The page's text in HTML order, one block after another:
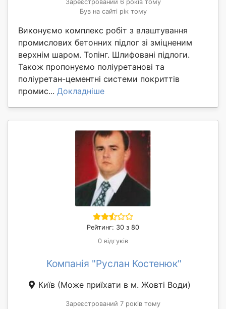
Зареєстрований 6 років тому
Був на сайті рік тому
Виконуємо комплекс робіт з влаштування
промислових бетонних підлог зі зміцненим
верхнім шаром. Топінг. Шлифовані підлоги.
Також пропонуємо поліуретанові та
поліуретан-цементні системи покриттів
промис... Докладніше
Рейтинг: 30 з 80
0 відгуків
Компанія "Руслан Костенюк"
Київ (Може приїхати в м. Жовті Води)
Зареєстрований 7 років тому